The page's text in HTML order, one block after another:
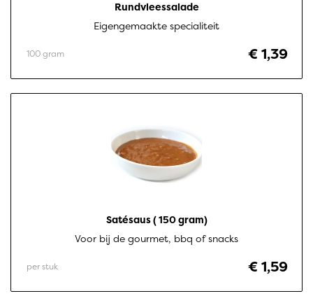
Rundvleessalade
Eigengemaakte specialiteit
€ 1,39
100 gram
Satésaus ( 150 gram)
Voor bij de gourmet, bbq of snacks
€ 1,59
per stuk